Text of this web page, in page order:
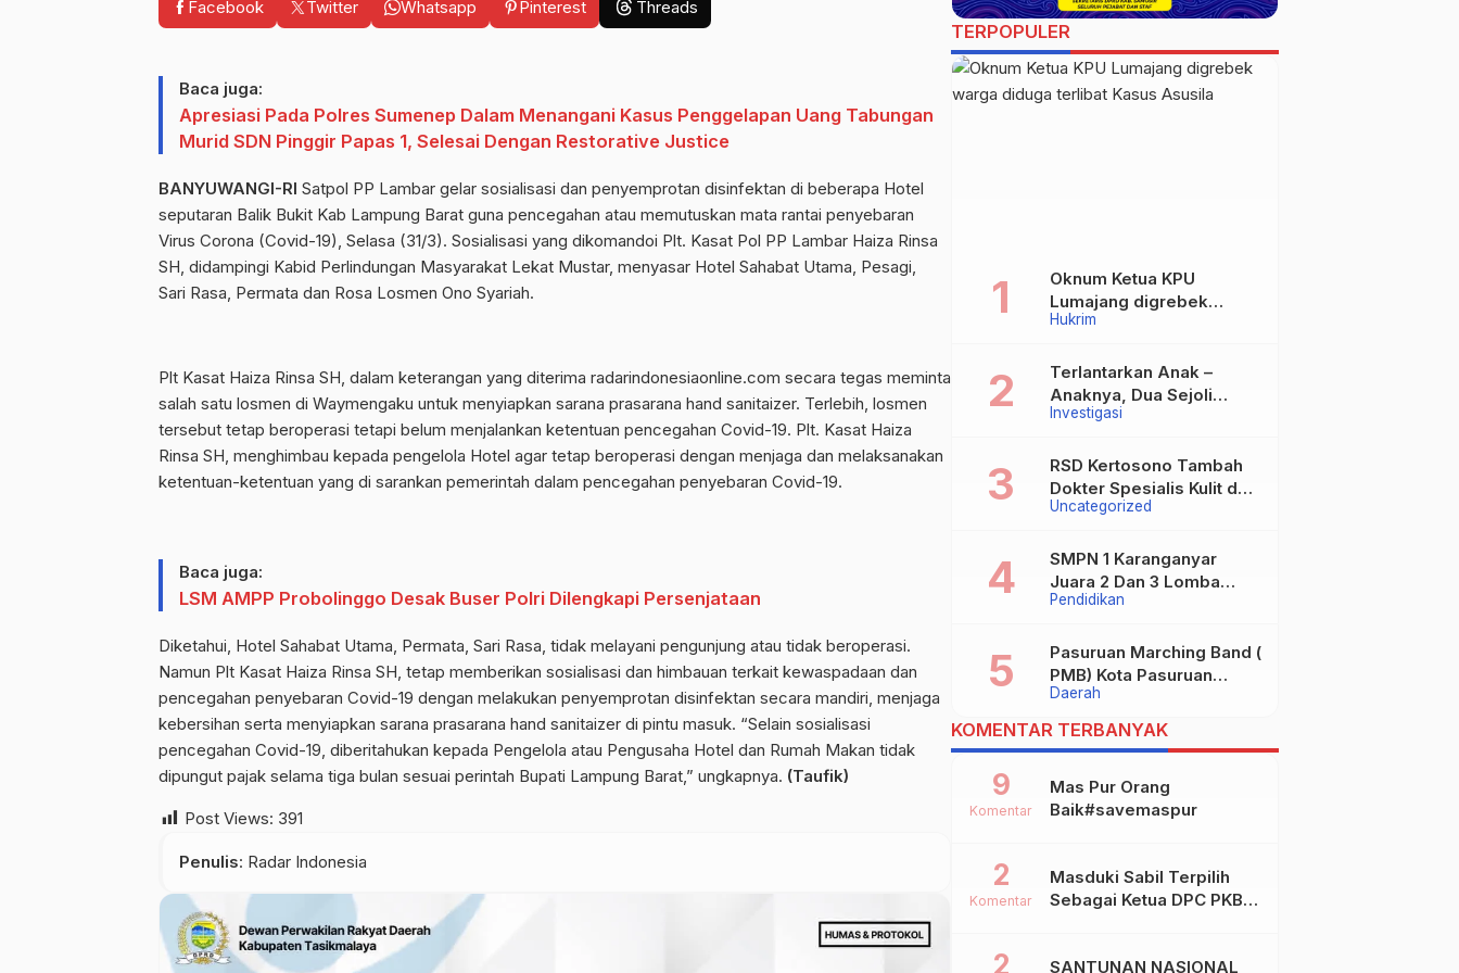
Facebook
Twitter Whatsapp Pinterest Threads
Baca juga:
Apresiasi Pada Polres Sumenep Dalam Menangani Kasus Penggelapan Uang Tabungan
Murid SDN Pinggir Papas 1, Selesai Dengan Restorative Justice
BANYUWANGI-RI Satpol PP Lambar gelar sosialisasi dan penyemprotan disinfektan di beberapa Hotel
seputaran Balik Bukit Kab Lampung Barat guna pencegahan atau memutuskan mata rantai penyebaran
Virus Corona (Covid-19), Selasa (31/3). Sosialisasi yang dikomandoi Plt. Kasat Pol PP Lambar Haiza Rinsa
SH, didampingi Kabid Perlindungan Masyarakat Lekat Mustar, menyasar Hotel Sahabat Utama, Pesagi,
Sari Rasa, Permata dan Rosa Losmen Ono Syariah.
Plt Kasat Haiza Rinsa SH, dalam keterangan yang diterima radarindonesiaonline.com secara tegas meminta
salah satu losmen di Waymengaku untuk menyiapkan sarana prasarana hand sanitaizer. Terlebih, losmen
tersebut tetap beroperasi tetapi belum menjalankan ketentuan pencegahan Covid-19. Plt. Kasat Haiza
Rinsa SH, menghimbau kepada pengelola Hotel agar tetap beroperasi dengan menjaga dan melaksanakan
ketentuan-ketentuan yang di sarankan pemerintah dalam pencegahan penyebaran Covid-19.
Baca juga:
LSM AMPP Probolinggo Desak Buser Polri Dilengkapi Persenjataan
Diketahui, Hotel Sahabat Utama, Permata, Sari Rasa, tidak melayani pengunjung atau tidak beroperasi.
Namun Plt Kasat Haiza Rinsa SH, tetap memberikan sosialisasi dan himbauan terkait kewaspadaan dan
pencegahan penyebaran Covid-19 dengan melakukan penyemprotan disinfektan secara mandiri, menjaga
kebersihan serta menyiapkan sarana prasarana hand sanitaizer di pintu masuk. “Selain sosialisasi
pencegahan Covid-19, diberitahukan kepada Pengelola atau Pengusaha Hotel dan Rumah Makan tidak
dipungut pajak selama tiga bulan sesuai perintah Bupati Lampung Barat,” ungkapnya. (Taufik)
Post Views: 391
Penulis: Radar Indonesia
TERPOPULER
Hukrim
Oknum Ketua KPU
Lumajang digrebek
warga diduga terlibat
Investigasi
Terlantarkan Anak –
Anaknya, Dua Sejoli
Tanpa Ikatan Pernikahan
Geger Madiun dan
Maospati Magetan Siap
digugat ?
Uncategorized
RSD Kertosono Tambah
Dokter Spesialis Kulit dan
Kelamin
Pendidikan
SMPN 1 Karanganyar
Juara 2 Dan 3 Lomba
Kaligrafi Tingkat
Daerah
Pasuruan Marching Band (
PMB) Kota Pasuruan
Akhirnya Raih Dua Gelar
Juara Dalam Kejurprov
Jatim 2024
KOMENTAR TERBANYAK
Mas Pur Orang
Baik#savemaspur
9
Komentar
Masduki Sabil Terpilih
Sebagai Ketua DPC PKB
2
Komentar
SANTUNAN NASIONAL
2